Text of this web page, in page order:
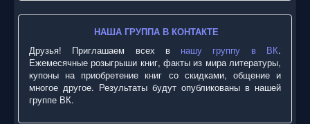
НАША ГРУППА В КОНТАКТЕ
Друзья! Приглашаем всех в нашу группу в ВК.
Ежемесячные розыгрыши книг, факты из мира литературы,
купоны на приобретение книг со скидками, общение и
многое другое. Результаты будут опубликованы в нашей
группе ВК.